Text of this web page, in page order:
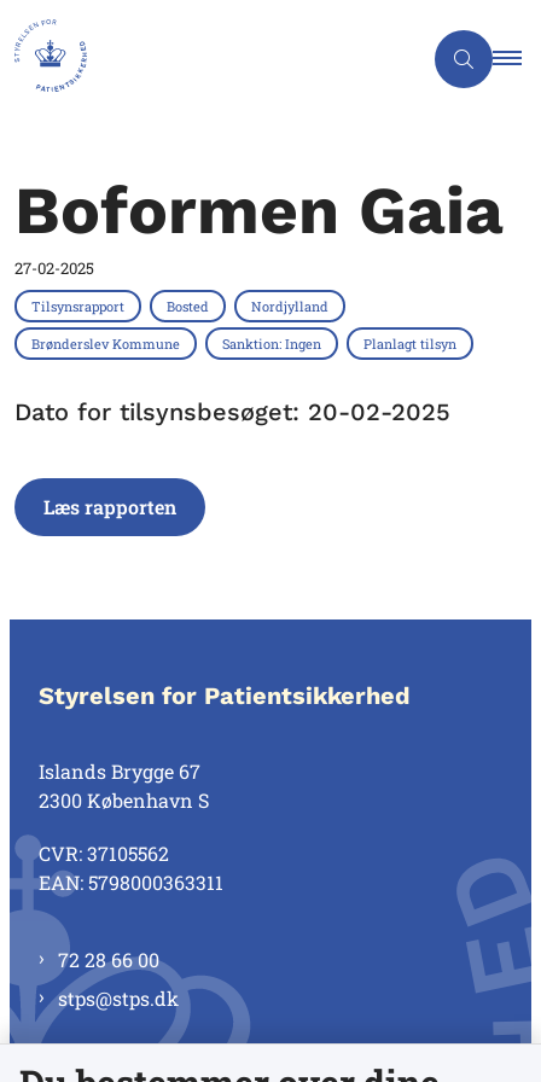
Boformen Gaia
27-02-2025
Tilsynsrapport Bosted Nordjylland
Brønderslev Kommune Sanktion: Ingen Planlagt tilsyn
Dato for tilsynsbesøget: 20-02-2025
Læs rapporten
Styrelsen for Patientsikkerhed
Islands Brygge 67
2300 København S
CVR: 37105562
EAN: 5798000363311
72 28 66 00
stps@stps.dk